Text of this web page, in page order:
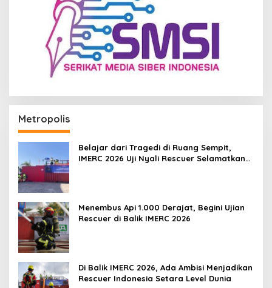
Metropolis
Belajar dari Tragedi di Ruang Sempit,
IMERC 2026 Uji Nyali Rescuer Selamatkan
Menembus Api 1.000 Derajat, Begini Ujian
Rescuer di Balik IMERC 2026
Di Balik IMERC 2026, Ada Ambisi Menjadikan
Rescuer Indonesia Setara Level Dunia